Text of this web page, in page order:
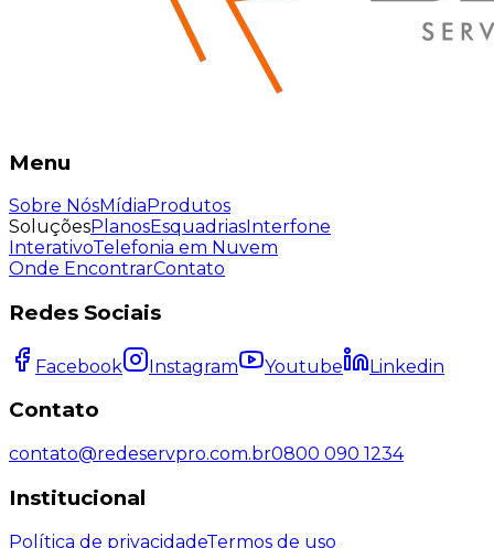
Menu
Sobre NósMídia Produtos
SoluçõesPlanosEsquadrias Interfone
InterativoTelefonia em Nuvem
Onde EncontrarContato
Redes Sociais
Facebook Instagram Youtube Linkedin
Contato
contato@redeservpro.com.br0800 090 1234
Institucional
Política de privacidadeTermos de uso